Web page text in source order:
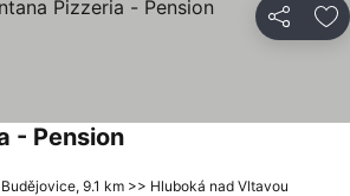
Sdílet
- Pension
9.1 km >> Hluboká nad Vltavou